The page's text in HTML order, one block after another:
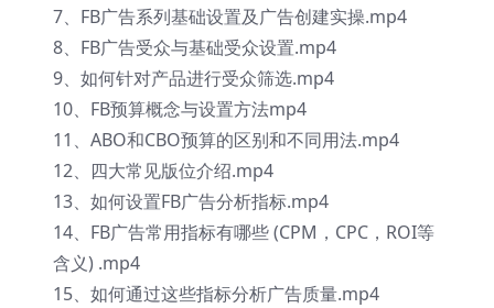
7、FB广告系列基础设置及广告创建实操.mp4
8、FB广告受众与基础受众设置.mp4
9、如何针对产品进行受众筛选.mp4
10、FB预算概念与设置方法mp4
11、ABO和CBO预算的区别和不同用法.mp4
12、四大常见版位介绍.mp4
13、如何设置FB广告分析指标.mp4
14、FB广告常用指标有哪些 (CPM，CPC，ROI等
含义) .mp4
15、如何通过这些指标分析广告质量.mp4